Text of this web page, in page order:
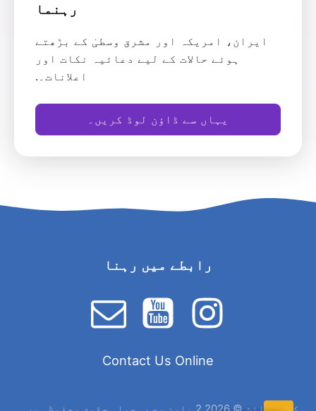
رہنما
ایران، امریکہ اور مشرق وسطیٰ کے بڑھتے
ہوئے حالات کے لیے دعائیہ نکات اور
اعلانات۔.
یہاں سے ڈاؤن لوڈ کریں۔
رابطے میں رہنا
Contact Us Online
کاپی رائٹ © 2026 2 بلین بچے۔ جملہ حقوق محفوظ ہیں۔.